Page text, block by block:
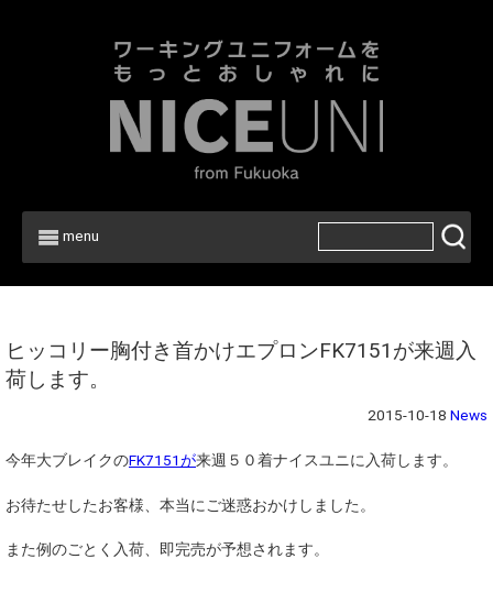
menu
ヒッコリー胸付き首かけエプロンFK7151が来週入
荷します。
2015-10-18 News
今年大ブレイクのFK7151が来週５０着ナイスユニに入荷します。
お待たせしたお客様、本当にご迷惑おかけしました。
また例のごとく入荷、即完売が予想されます。